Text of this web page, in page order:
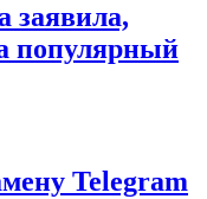
заявила,
популярный
Telegram